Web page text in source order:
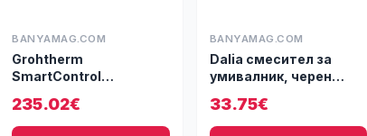
BANYAMAG.COM
Grohtherm
SmartControl
смесител за вана/
душ, бутонен, phantom
235.02€
BANYAMAG.COM
Dalia смесител за
умивалник, черен
33.75€